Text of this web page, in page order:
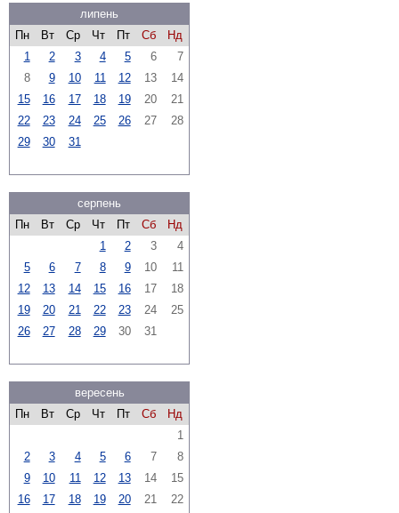
липень
Пн
Вт Ср Чт Пт Сб
Нд
1
2 3 4 5 6
7
8
9 10 11 12 13
14
15
16 17 18 19 20
21
22
23 24 25 26 27
28
29
30 31
серпень
Пн
Вт Ср Чт Пт Сб
Нд
1
2 3
4
5
6 7 8 9 10
11
12
13 14 15 16 17
18
19
20 21 22 23 24
25
26
27 28 29 30 31
вересень
Пн
Вт Ср Чт Пт Сб
Нд
1
2
3 4 5 6 7
8
9
10 11 12 13 14
15
16
17 18 19 20 21
22